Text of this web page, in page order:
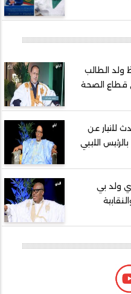
ولد الطالب
قطاع الصحة
للتيار عن
الليبي
ولد بي